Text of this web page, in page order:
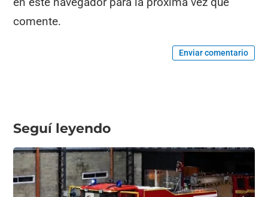
comente.
Enviar comentario
Seguí leyendo